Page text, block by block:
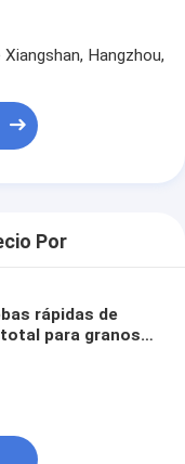
Hangzhou,
Por
rápidas de
para granos,